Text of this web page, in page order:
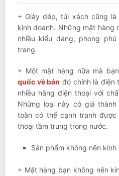
+ Giày dép, túi xách cũng
kinh doanh. Những mặt hàng
nhiều kiểu dáng, phong
trang.
+ Một mặt hàng nữa mà
quốc về bán đó chính là điện
nhiều hãng điện thoại với
Những loại này có giá
toàn có thể cạnh tranh
thoại tầm trung trong nước.
Sản phẩm không nên kinh
+ Mặt hàng bạn không nên